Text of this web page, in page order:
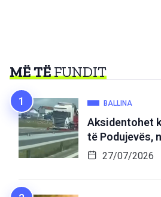
MË TËFUNDIT
BALLINA
Aksidentohet
të Podujevës,
27/07/2026